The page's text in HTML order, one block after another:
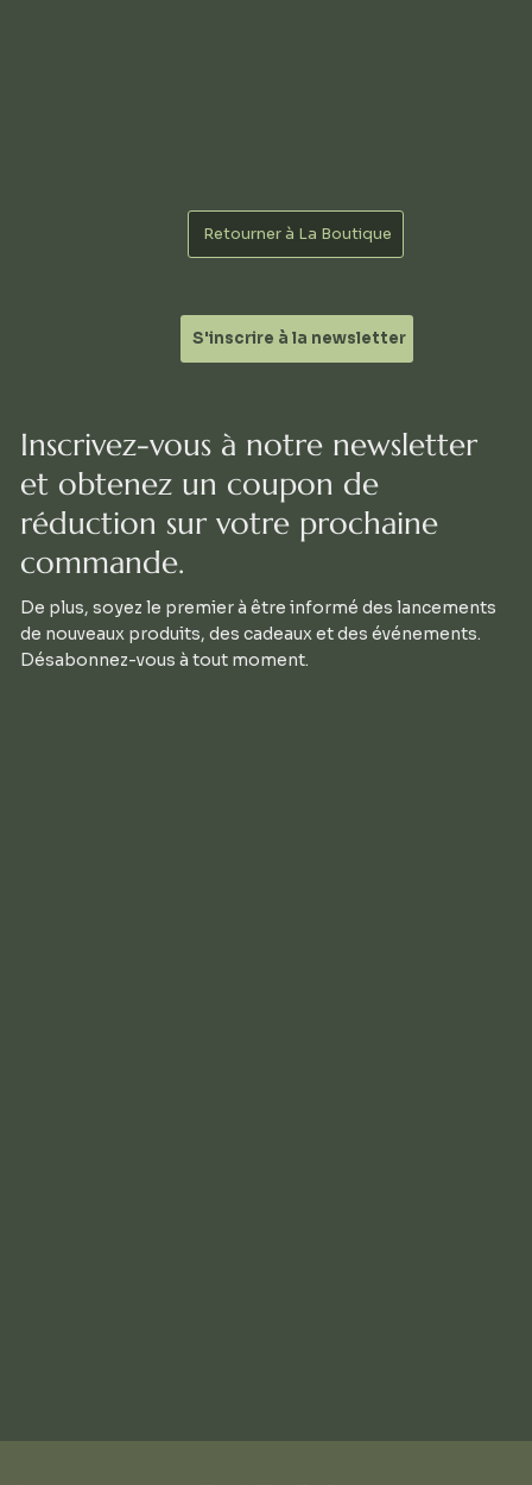
Inscrivez-vous à notre newsletter
et obtenez un coupon de
réduction sur votre prochaine
commande.
De plus, soyez le premier à être informé des lancements
de nouveaux produits, des cadeaux et des événements.
Désabonnez-vous à tout moment.
S'inscrire à la newsletter
Retourner à La Boutique